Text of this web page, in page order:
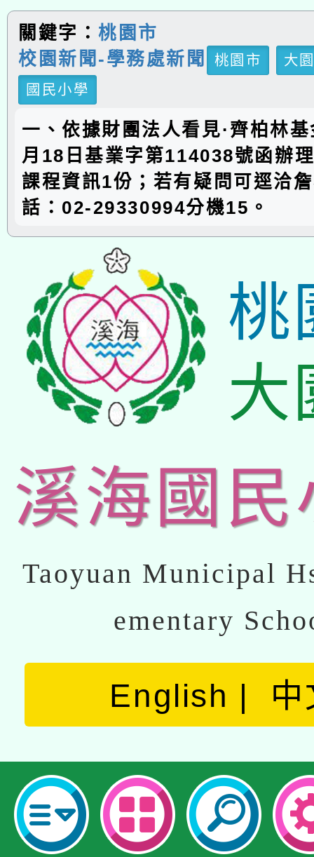
關鍵字：桃園市
校園新聞-學務處新聞
桃園市
大
國民小學
一、依據財團法人看見·齊柏林
月18日基業字第114038號函辦
課程資訊1份；若有疑問可逕洽
話：02-29330994分機15。
桃
大
溪海國民
Taoyuan Municipal
ementary
English 中